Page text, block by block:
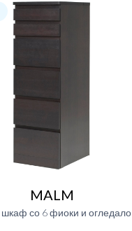
MALM
шкаф со 6 фиоки и огледало